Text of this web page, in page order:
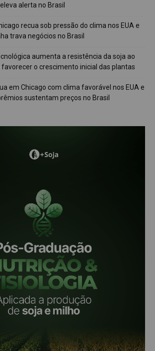
alerta no Brasil
recua sob pressão do clima nos EUA e
trava negócios no Brasil
aumenta a resistência da soja ao
favorecer o crescimento inicial das plantas
em Chicago com clima favorável nos EUA e
sustentam preços no Brasil